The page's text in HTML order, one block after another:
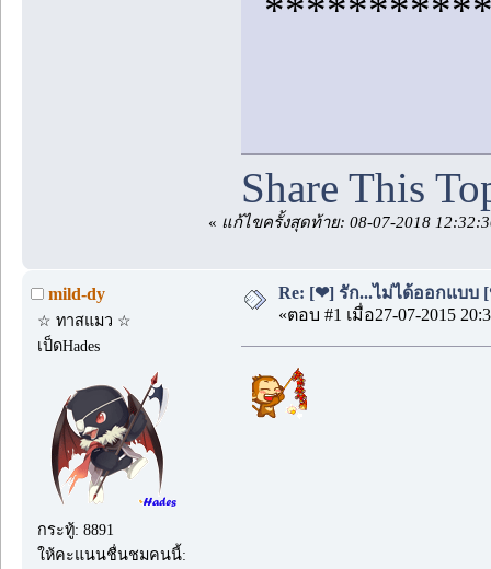
Share This
« แก้ไขครั้งสุดท้าย: 08-07-2018
mild-dy
☆ ทาสแมว ☆
เป็ดHades
กระทู้: 8891
ให้คะแนนชื่นชมคนนี้:
Re: [❤] รัก...ไม่ได้ออกแบบ
«ตอบ #1 เมื่อ27-07-2015